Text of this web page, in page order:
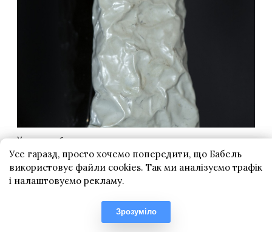
Усе гаразд, просто хочемо попередити, що Бабель
використовує файли cookies. Так ми аналізуємо трафік
і налаштовуємо рекламу.
Зрозуміло